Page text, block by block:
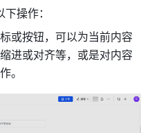
操作：
或按钮，可以为当前内容
进或对齐等，或是对内容
。